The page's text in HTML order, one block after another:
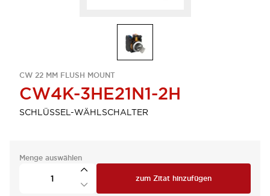
CW 22 MM FLUSH MOUNT
CW4K-3HE21N1-2H
SCHLÜSSEL-WÄHLSCHALTER
Menge auswählen
zum Zitat hinzufügen